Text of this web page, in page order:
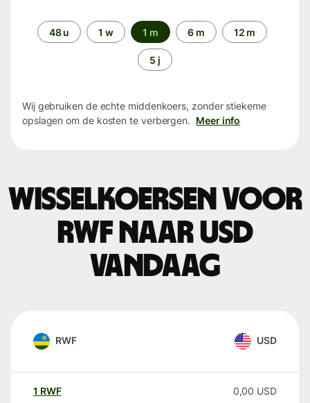
Periode48 u 1 w 1 m 6 m 12 m
5 j
Wij gebruiken de echte middenkoers, zonder stiekeme
opslagen om de kosten te verbergen. Meer info
Wisselkoersen voor
RWF naar USD
vandaag
RWF USD
1 RWF 0,00 USD